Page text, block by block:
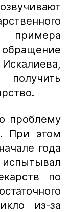
примера
проблему
При этом
года
по
из-за